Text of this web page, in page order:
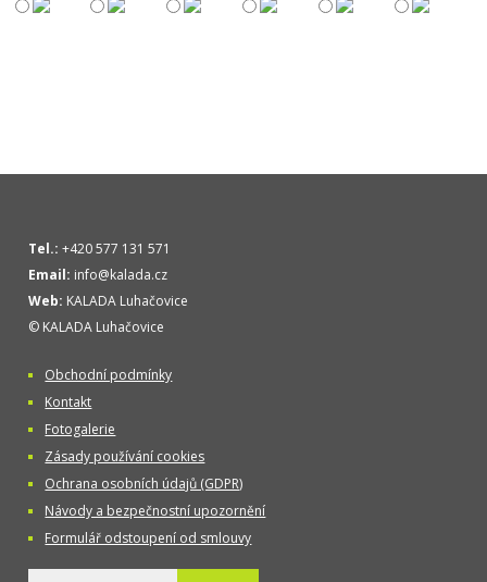
Tel.: +420 577 131 571
Email: info@kalada.cz
Web: KALADA Luhačovice
© KALADA Luhačovice
Obchodní podmínky
Kontakt
Fotogalerie
Zásady používání cookies
Ochrana osobních údajů (GDPR)
Návody a bezpečnostní upozornění
Formulář odstoupení od smlouvy